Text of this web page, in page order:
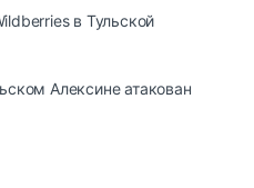
в Тульской
Алексине атакован